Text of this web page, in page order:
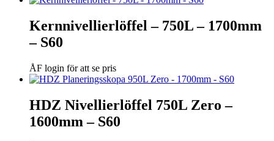
Kernnivellierlöffel – 750L – 1700mm
– S60
ÅF login för att se pris
HDZ Nivellierlöffel 750L Zero –
1600mm – S60